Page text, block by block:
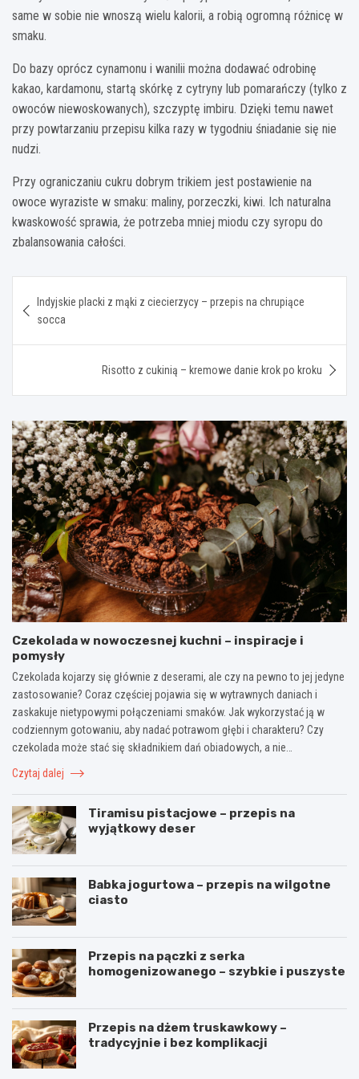
same w sobie nie wnoszą wielu kalorii, a robią ogromną różnicę w
smaku.
Do bazy oprócz cynamonu i wanilii można dodawać odrobinę
kakao, kardamonu, startą skórkę z cytryny lub pomarańczy (tylko z
owoców niewoskowanych), szczyptę imbiru. Dzięki temu nawet
przy powtarzaniu przepisu kilka razy w tygodniu śniadanie się nie
nudzi.
Przy ograniczaniu cukru dobrym trikiem jest postawienie na
owoce wyraziste w smaku: maliny, porzeczki, kiwi. Ich naturalna
kwaskowość sprawia, że potrzeba mniej miodu czy syropu do
zbalansowania całości.
wpisu
Indyjskie placki z mąki z ciecierzycy – przepis na chrupiące
socca
Risotto z cukinią – kremowe danie krok po kroku
Czekolada w nowoczesnej kuchni – inspiracje i
pomysły
Czekolada kojarzy się głównie z deserami, ale czy na pewno to jej jedyne
zastosowanie? Coraz częściej pojawia się w wytrawnych daniach i
zaskakuje nietypowymi połączeniami smaków. Jak wykorzystać ją w
codziennym gotowaniu, aby nadać potrawom głębi i charakteru? Czy
czekolada może stać się składnikiem dań obiadowych, a nie…
Czytaj dalej
Tiramisu pistacjowe – przepis na
wyjątkowy deser
Babka jogurtowa – przepis na wilgotne
ciasto
Przepis na pączki z serka
homogenizowanego – szybkie i puszyste
Przepis na dżem truskawkowy –
tradycyjnie i bez komplikacji
B
O